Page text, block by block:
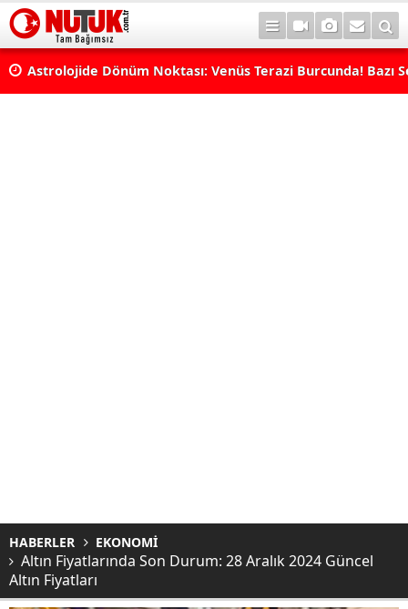
Astrolojide Dönüm Noktası: Venüs Terazi Burcunda! Bazı
HABERLER EKONOMİ
Altın Fiyatlarında Son Durum: 28 Aralık 2024 Güncel
Altın Fiyatları